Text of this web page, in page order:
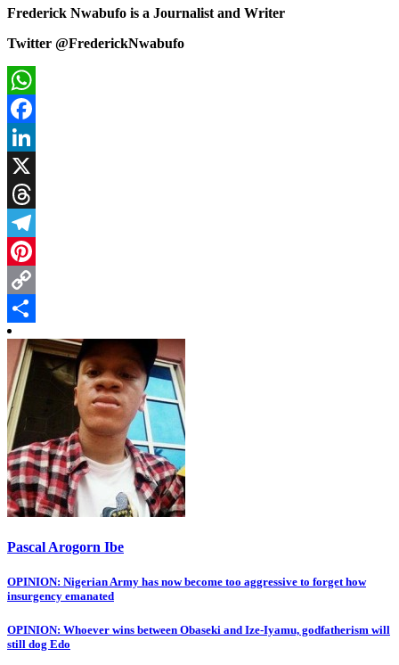
Frederick Nwabufo is a Journalist and Writer
Twitter @FrederickNwabufo
WhatsApp
Facebook
LinkedIn
X
Threads
Telegram
Pinterest
Copy
Link
Share
Pascal Arogorn Ibe
OPINION: Nigerian Army has now become too aggressive to forget how
insurgency emanated
OPINION: Whoever wins between Obaseki and Ize-Iyamu, godfatherism will
still dog Edo